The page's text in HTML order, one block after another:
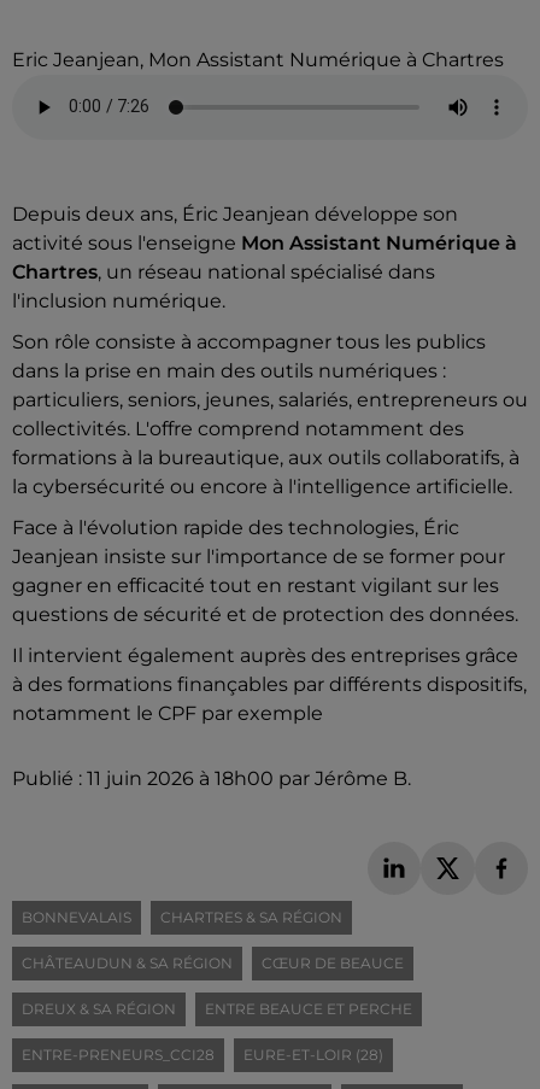
Eric Jeanjean, Mon Assistant Numérique à Chartres
Depuis deux ans, Éric Jeanjean développe son
activité sous l'enseigne Mon Assistant Numérique à
Chartres, un réseau national spécialisé dans
l'inclusion numérique.
Son rôle consiste à accompagner tous les publics
dans la prise en main des outils numériques :
particuliers, seniors, jeunes, salariés, entrepreneurs ou
collectivités. L'offre comprend notamment des
formations à la bureautique, aux outils collaboratifs, à
la cybersécurité ou encore à l'intelligence artificielle.
Face à l'évolution rapide des technologies, Éric
Jeanjean insiste sur l'importance de se former pour
gagner en efficacité tout en restant vigilant sur les
questions de sécurité et de protection des données.
Il intervient également auprès des entreprises grâce
à des formations finançables par différents dispositifs,
notamment le CPF par exemple
Publié : 11 juin 2026 à 18h00 par Jérôme B.
BONNEVALAIS CHARTRES & SA RÉGION
CHÂTEAUDUN & SA RÉGION CŒUR DE BEAUCE
DREUX & SA RÉGION ENTRE BEAUCE ET PERCHE
ENTRE-PRENEURS_CCI28 EURE-ET-LOIR (28)